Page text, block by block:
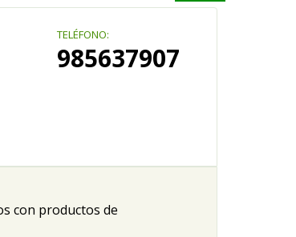
TELÉFONO:
985637907
con productos de